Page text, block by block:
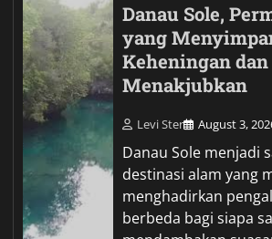
Danau Sole,
yang
Keheningan dan
Menakjubkan
Levi Ster August 3,
Danau Sole menjadi
destinasi alam yang
menghadirkan
berbeda bagi siapa